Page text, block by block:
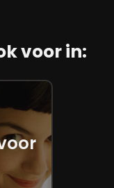
voor in: